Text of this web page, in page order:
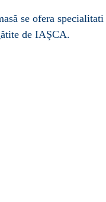
ăse ofera
ătite de IAŞCA.